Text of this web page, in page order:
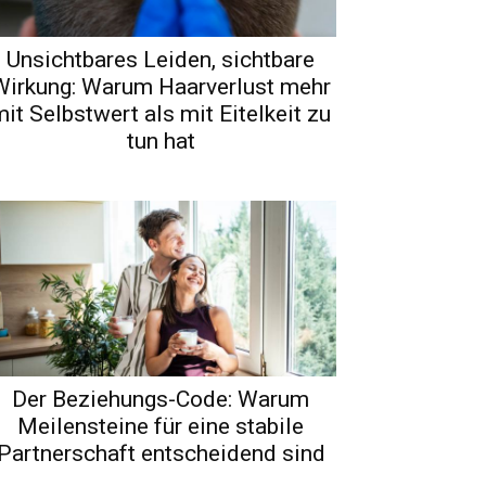
Unsichtbares Leiden, sichtbare
Warum Haarverlust mehr
Selbstwert als mit Eitelkeit zu
tun hat
Der Beziehungs-Code: Warum
Meilensteine für eine stabile
entscheidend sind